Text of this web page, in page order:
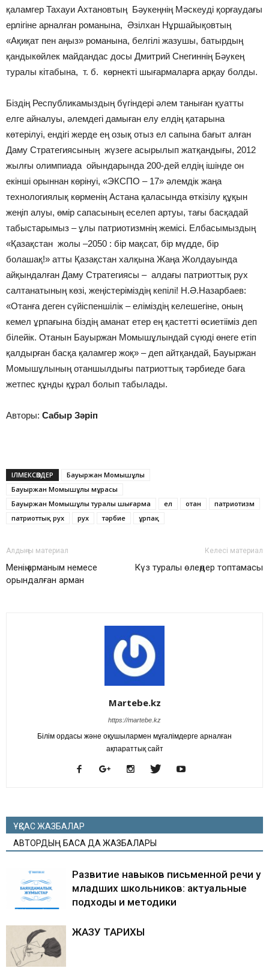
қаламгер Тахауи Ахтановтың Бәукеңнің Мәскеуді қорғаудағы
ерлігіне арналған романына, Әзілхан Нұршайықовтың
«Ақиқат пен аңыз» романына, белгілі жазушы, батырдың
қандыкөйлек майдандас досы Дмитрий Снегиннің Бәукең
туралы кітабына, т. б. көрнекті шығармаларға арқау болды.
Біздің Республикамыздың бүгіндері әлем таныған қуатты
елге айналуы, әлемдегі дамыған елу елдің қатарына
көтерілуі, ендігі жерде ең озық отыз ел сапына бағыт алған
Даму Стратегиясының жүзеге асырылып жатқандығы, 2012
жылғы олимпиада ойындарында 200-дей елдің ішінде он
екінші орыннан көрінуі, «ЭКСПО – 17» әлемдік жаңа
технологиялық көрменің Астана қаласында өткізілу құқын
жеңіп алуы, өмір сапасының еселеп артуы, тағы басқадай
табыстарымыз – ұлы патриотизмнің жемісі. Елбасымыздың
«Қазақстан жолы –2050 : бір мақсат, бір мүдде, бір
болашақ!» атты Қазақстан халқына Жаңа Жолдауында
айқындалған Даму Стратегиясы – алдағы патриоттық рух
салтанатының көзі, жеңістеріміздің кепілі! Н.Ә.Назарбаев:
«Отанға деген сүйіспеншілік – еліміздің келешегіне, оның
кемел ұрпағына біздің аманат етер ең қастетті өсиетііміз деп
білейік. Отанын Бауыржан Момышұлындай сүюді өнеге етіп
қалдырған басқа қаламгер жоқ» – деп айтқандай, Бауыржан
Момышұлының отаншылдығы патриоттық тәрбиеде баға
жетпес құнды құрал болып табылады.
Авторы: Сабыр Зәріп
ІЛМЕКСӨЗДЕР
Бауыржан Момышұлы
Бауыржан Момышұлы мұрасы
Бауыржан Момышұлы туралы шығарма
ел отан
патриотизм
патриоттық рух
рух тәрбие ұрпақ
Алдыңғы материал
Менің арманым немесе
орындалған арман
Келесі материал
Күз туралы өлеңдер топтамасы
Martebe.kz
https://martebe.kz
Білім ордасы және оқушылармен мұғалімдерге арналған
ақпараттық сайт
ҰҚСАС ЖАЗБАЛАР
АВТОРДЫҢ БАСҚА ДА ЖАЗБАЛАРЫ
Развитие навыков письменной речи у
младших школьников: актуальные
подходы и методики
ЖАЗУ ТАРИХЫ